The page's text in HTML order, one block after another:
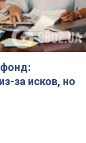
за исков, но